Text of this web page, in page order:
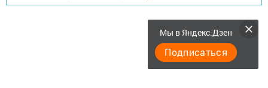
Мы в Яндекс.Дзен
Подписаться